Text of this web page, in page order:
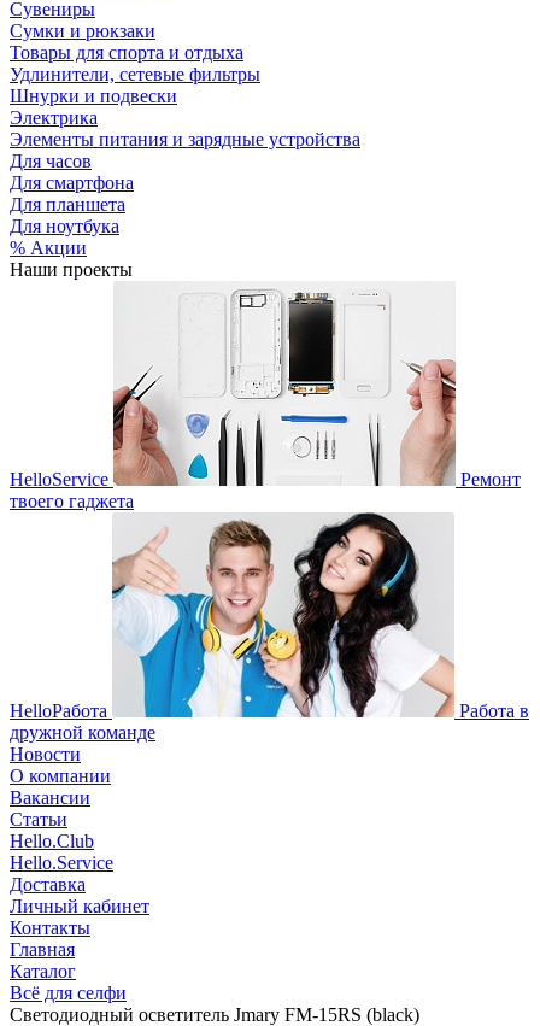
Сувениры
Сумки и рюкзаки
Товары для спорта и отдыха
Удлинители, сетевые фильтры
Шнурки и подвески
Электрика
Элементы питания и зарядные устройства
Для часов
Для смартфона
Для планшета
Для ноутбука
% Акции
Наши проекты
HelloService
Ремонт
твоего гаджета
HelloРабота
Работа в
дружной команде
Новости
О компании
Вакансии
Статьи
Hello.Club
Hello.Service
Доставка
Личный кабинет
Контакты
Главная
Каталог
Всё для селфи
Cветодиодный осветитель Jmary FM-15RS (black)